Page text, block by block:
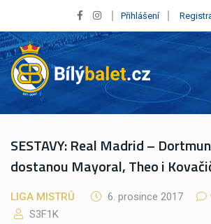
Přihlášení
SESTAVY: Real Madrid –
dostanou Mayoral, Theo i
LIGA MISTRŮ 6. prosince 2017
S3F1K